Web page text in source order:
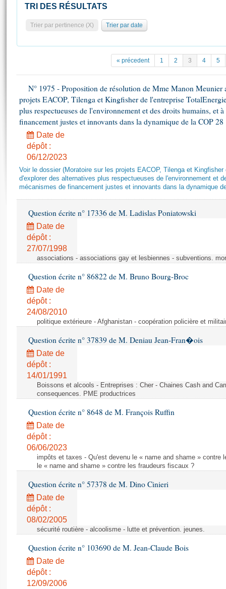
Pétitions
Projets de loi
Propositions de loi
Amendements
Textes adoptés
Rapports d'information
Rapports d'enquête
Rapports législatifs
Rapports sur l'application des lois
Dossiers législatifs
Budget et sécurité sociale
Questions écrites et orales
Statistiques et chiffres clés
( Constitution | Règlement de l'Assemblée ... )
Histoire
Juniors
Anciennes législatures
Liens vers les sites publics
Contacts et plan d'accès
Photos libres de droit
TRI DES RÉSULTATS
Trier par pertinence (X) Trier par date
« précedent 1 2 3 4 5
N° 1975 - Proposition de résolution de Mme Manon Meunier
projets EACOP, Tilenga et Kingfisher de l'entreprise
plus respectueuses de l'environnement et des droits humains, et
financement justes et innovants dans la dynamique de la COP 28
Date de
dépôt :
06/12/2023
Voir le dossier (Moratoire sur les projets EACOP, Tilenga et
d'explorer des alternatives plus respectueuses de l'environnement et
mécanismes de financement justes et innovants dans la dynamique
Question écrite n° 17336 de M. Ladislas Poniatowski
Date de
dépôt :
27/07/1998
associations - associations gay et lesbiennes - subventions.
Question écrite n° 86822 de M. Bruno Bourg-Broc
Date de
dépôt :
24/08/2010
politique extérieure - Afghanistan - coopération policière et
Question écrite n° 37839 de M. Deniau Jean-Fran�ois
Date de
dépôt :
14/01/1991
Boissons et alcools - Entreprises : Cher - Chaines Cash and
consequences. PME productrices
Question écrite n° 8648 de M. François Ruffin
Date de
dépôt :
06/06/2023
impôts et taxes - Qu'est devenu le « name and shame » contre
le « name and shame » contre les fraudeurs fiscaux ?
Question écrite n° 57378 de M. Dino Cinieri
Date de
dépôt :
08/02/2005
sécurité routière - alcoolisme - lutte et prévention. jeunes.
Question écrite n° 103690 de M. Jean-Claude Bois
Date de
dépôt :
12/09/2006